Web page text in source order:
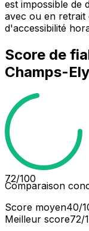
est impossible de
avec ou en retrait
d'accessibilité
Score de
Champs-
72/100
Comparaison
Score moyen40/
Meilleur score72/